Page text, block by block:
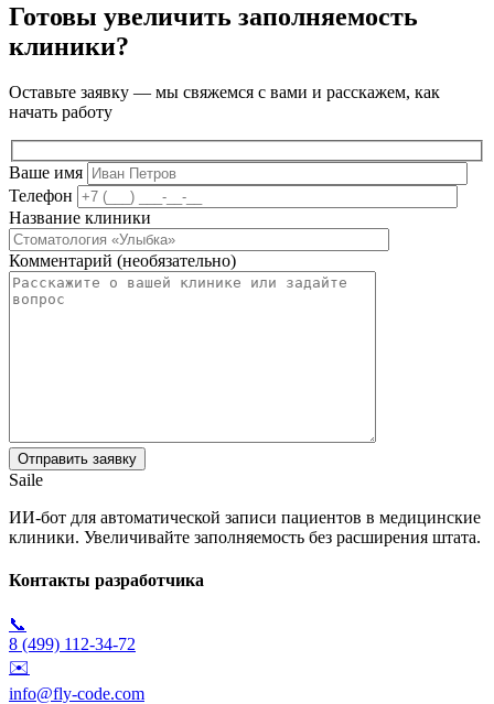
Готовы увеличить заполняемость
клиники?
Оставьте заявку — мы свяжемся с вами и расскажем, как
начать работу
Ваше имя
Телефон
Название клиники
Комментарий (необязательно)
Saile
ИИ-бот для автоматической записи пациентов в медицинские
клиники. Увеличивайте заполняемость без расширения штата.
Контакты разработчика
📞
8 (499) 112-34-72
✉️
info@fly-code.com